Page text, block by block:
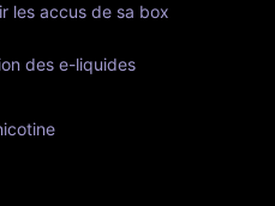
les accus de sa box
des e-liquides